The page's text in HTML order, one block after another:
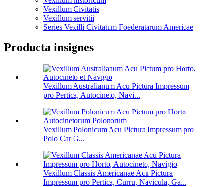
Vexillum Civitatis
Vexillum servitii
Series Vexilli Civitatum Foederatarum Americae
Producta insignes
Vexillum Australianum Acu Pictura Impressum
pro Pertica, Autocineto, Navi...
Vexillum Polonicum Acu Pictura Impressum pro
Polo Car G...
Vexillum Classis Americanae Acu Pictura
Impressum pro Pertica, Curru, Navicula, Ga...